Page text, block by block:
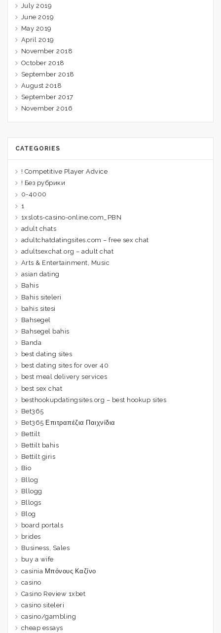
July 2019
June 2019
May 2019
April 2019
November 2018
October 2018
September 2018
August 2018
September 2017
November 2016
CATEGORIES
! Competitive Player Advice
! Без рубрики
0-4000
1
1xslots-casino-online.com_PBN
adult chats
adultchatdatingsites.com – free sex chat
adultsexchat.org – adult chat
Arts & Entertainment, Music
asian dating
Bahis
Bahis siteleri
bahis sitesi
Bahsegel
Bahsegel bahis
Banda
best dating sites
best dating sites for over 40
best meal delivery services
best sex chat
besthookupdatingsites.org – best hookup sites
Bet365
Bet365 Επιτραπέζια Παιχνίδια
Bettilt
Bettilt bahis
Bettilt giris
Bio
Bllog
Bllogg
Bllogs
Blog
board portals
brides
Business, Sales
buy a wife
casinia Μπόνους Καζίνο
casino
Casino Review 1xbet
casino siteleri
casino/gambling
cheap essays